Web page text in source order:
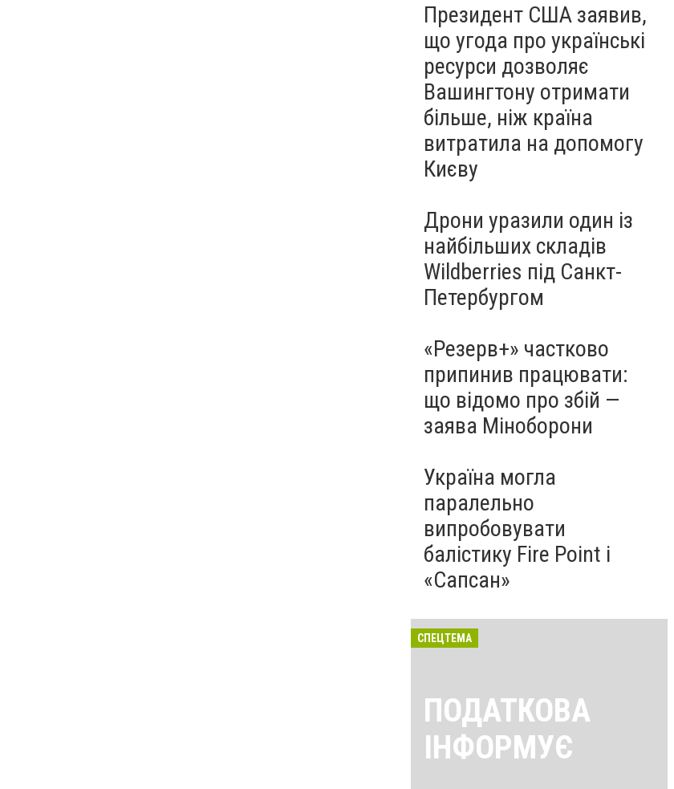
Президент США заявив,
що угода про українські
ресурси дозволяє
Вашингтону отримати
більше, ніж країна
витратила на допомогу
Києву
Дрони уразили один із
найбільших складів
Wildberries під Санкт-
Петербургом
«Резерв+» частково
припинив працювати:
що відомо про збій —
заява Міноборони
Україна могла
паралельно
випробовувати
балістику Fire Point і
«Сапсан»
СПЕЦТЕМА
ПОДАТКОВА
ІНФОРМУЄ